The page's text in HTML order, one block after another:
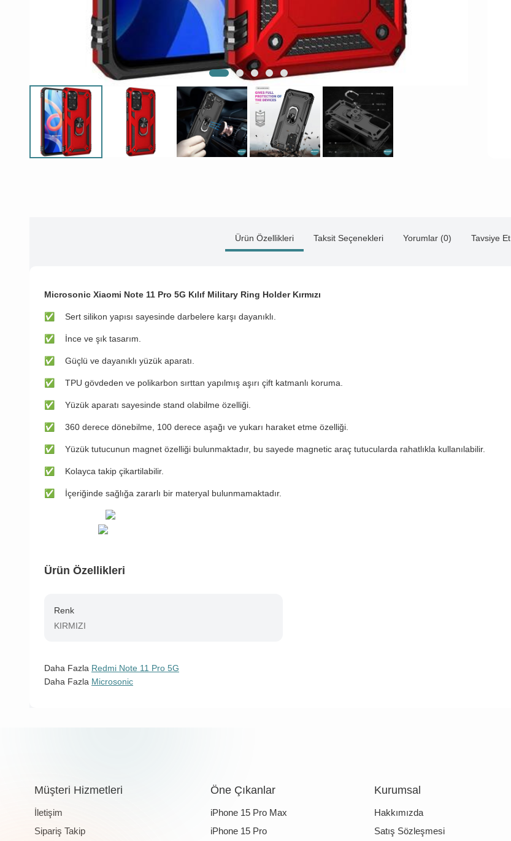
Ürün Özellikleri Taksit Seçenekleri Yorumlar (0) Tavsiye Et
Microsonic Xiaomi Note 11 Pro 5G Kılıf Military Ring Holder Kırmızı
✅ Sert silikon yapısı sayesinde darbelere karşı dayanıklı.
✅ İnce ve şık tasarım.
✅ Güçlü ve dayanıklı yüzük aparatı.
✅ TPU gövdeden ve polikarbon sırttan yapılmış aşırı çift katmanlı koruma.
✅ Yüzük aparatı sayesinde stand olabilme özelliği.
✅ 360 derece dönebilme, 100 derece aşağı ve yukarı haraket etme özelliği.
✅ Yüzük tutucunun magnet özelliği bulunmaktadır, bu sayede magnetic araç tutucularda rahatlıkla kullanılabilir.
✅ Kolayca takip çikartilabilir.
✅ İçeriğinde sağlığa zararlı bir materyal bulunmamaktadır.
Ürün Özellikleri
Renk
KIRMIZI
Daha Fazla Redmi Note 11 Pro 5G
Daha Fazla Microsonic
Müşteri Hizmetleri
İletişim
Sipariş Takip
Öne Çıkanlar
iPhone 15 Pro Max
iPhone 15 Pro
Kurumsal
Hakkımızda
Satış Sözleşmesi